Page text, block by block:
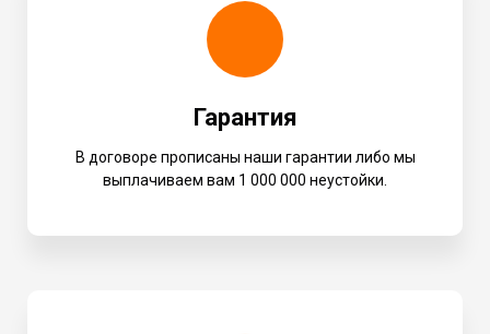
Гарантия
В договоре прописаны наши гарантии либо мы
выплачиваем вам 1 000 000 неустойки.